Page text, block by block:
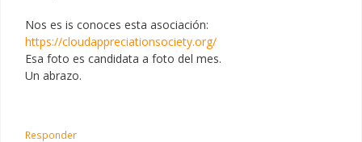
Nos es is conoces esta asociación:
https://cloudappreciationsociety.org/
Esa foto es candidata a foto del mes.
Un abrazo.
Responder